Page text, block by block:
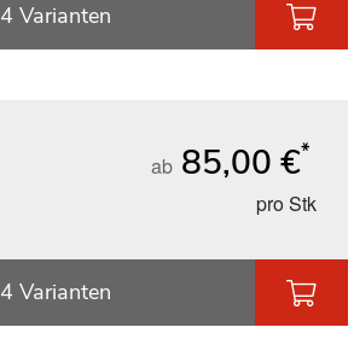
4 Varianten
ab 85,00 €*
pro Stk
4 Varianten